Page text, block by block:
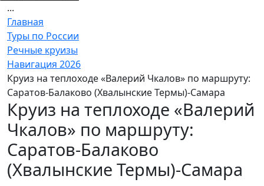
...
Главная
Туры по России
Речные круизы
Навигация 2026
Круиз на теплоходе «Валерий Чкалов» по маршруту:
Саратов-Балаково (Хвалынские Термы)-Самара
Круиз на теплоходе «Валерий
Чкалов» по маршруту:
Саратов-Балаково
(Хвалынские Термы)-Самара